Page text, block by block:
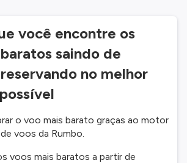
você encontre os
saindo de
no melhor
o voo mais barato graças ao motor
voos da Rumbo.
voos mais baratos a partir de